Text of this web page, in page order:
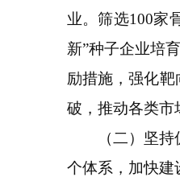
业。筛选100家
新”种子企业培
励措施，强化
破，推动各类市
（二）坚持促
个体系，加快建